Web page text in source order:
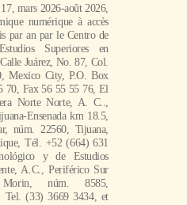
mars 2026-août 2026,
numérique à accès
par an par le Centro de
Superiores en
Juárez, No. 87, Col.
Mexico City, P.O. Box
70, Fax 56 55 55 76, El
Norte Norte, A. C..,
Ensenada km 18.5,
núm. 22560, Tijuana,
Tél. +52 (664) 631
y de Estudios
A.C., Periférico Sur
núm. 8585,
Tel. (33) 3669 3434, et